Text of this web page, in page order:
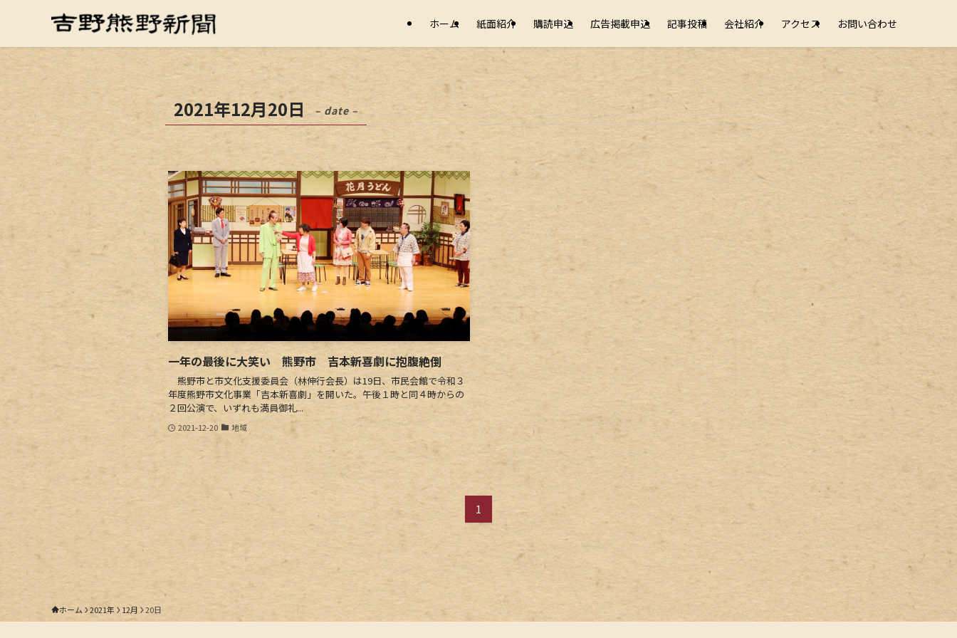
ホーム 紙面紹介 購読申込 広告掲載申込 記事投稿 会社紹介 アクセス お問い合わせ
2021年12月20日 – date –
一年の最後に大笑い 熊野市 吉本新喜劇に抱腹絶倒
熊野市と市文化支援委員会（林伸行会長）は19日、市民会館で令和３
年度熊野市文化事業「吉本新喜劇」を開いた。午後１時と同４時からの
２回公演で、いずれも満員御礼...
2021-12-20 地域
1
ホーム 2021年 12月 20日